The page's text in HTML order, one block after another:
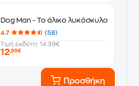
Dog Man - Το άλικο λυκόσκυλο
4.7
(58)
Τιμή εκδότη: 14.39€
12,99€
Προσθήκη